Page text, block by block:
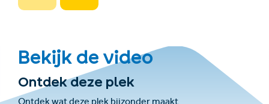
Bekijk de video
Ontdek deze plek